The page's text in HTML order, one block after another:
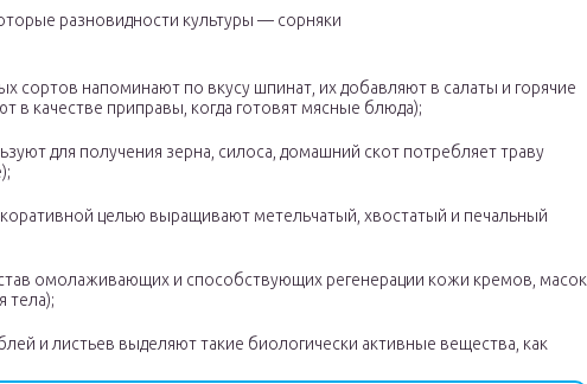
разновидности культуры — сорняки
сортов напоминают по вкусу шпинат, их добавляют в салаты и горячие
в качестве приправы, когда готовят мясные блюда);
для получения зерна, силоса, домашний скот потребляет траву
целью выращивают метельчатый, хвостатый и печальный
омолаживающих и способствующих регенерации кожи кремов, масок
тела);
и листьев выделяют такие биологически активные вещества, как